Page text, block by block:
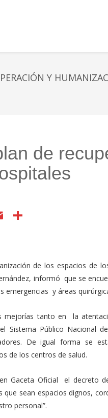
Y
de
Email
de los espacios de
informó que se
y áreas
mejorías tanto en la
Sistema Público Nacional
De igual forma se
de los centros de salud.
Gaceta Oficial el decreto
que sean espacios dignos,
personal”.